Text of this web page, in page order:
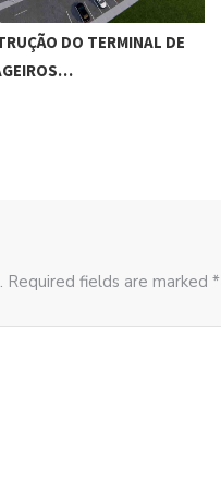
DO TERMINAL DE
fields are marked *